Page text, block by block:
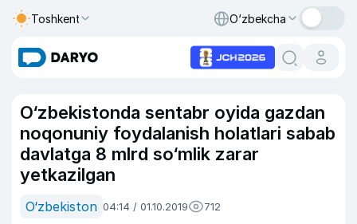
Toshkent O‘zbekcha
O‘zbekistonda sentabr oyida gazdan
noqonuniy foydalanish holatlari sabab
davlatga 8 mlrd so‘mlik zarar
yetkazilgan
O‘zbekiston 04:14 / 01.10.2019 712